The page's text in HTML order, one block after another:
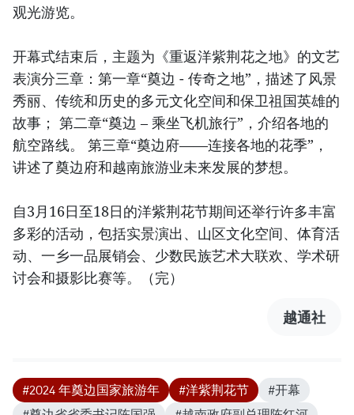
观光游览。
开幕式结束后，主题为《重返洋紫荆花之地》的文艺
表演分三章：第一章“奠边 - 传奇之地”，描述了风景
秀丽、传统和历史的多元文化空间和保卫祖国英雄的
故事； 第二章“奠边 – 乘坐飞机旅行”，介绍各地的
航空路线。 第三章“奠边府——连接各地的花季”，
讲述了奠边府和越南旅游业未来发展的梦想。
自3月16日至18日的洋紫荆花节期间还举行许多丰富
多彩的活动，包括实景演出、山区文化空间、体育活
动、一乡一品展销会、少数民族艺术大联欢、学术研
讨会和摄影比赛等。（完）
越通社
#2024 年奠边国家旅游年 #洋紫荆花节
#开幕